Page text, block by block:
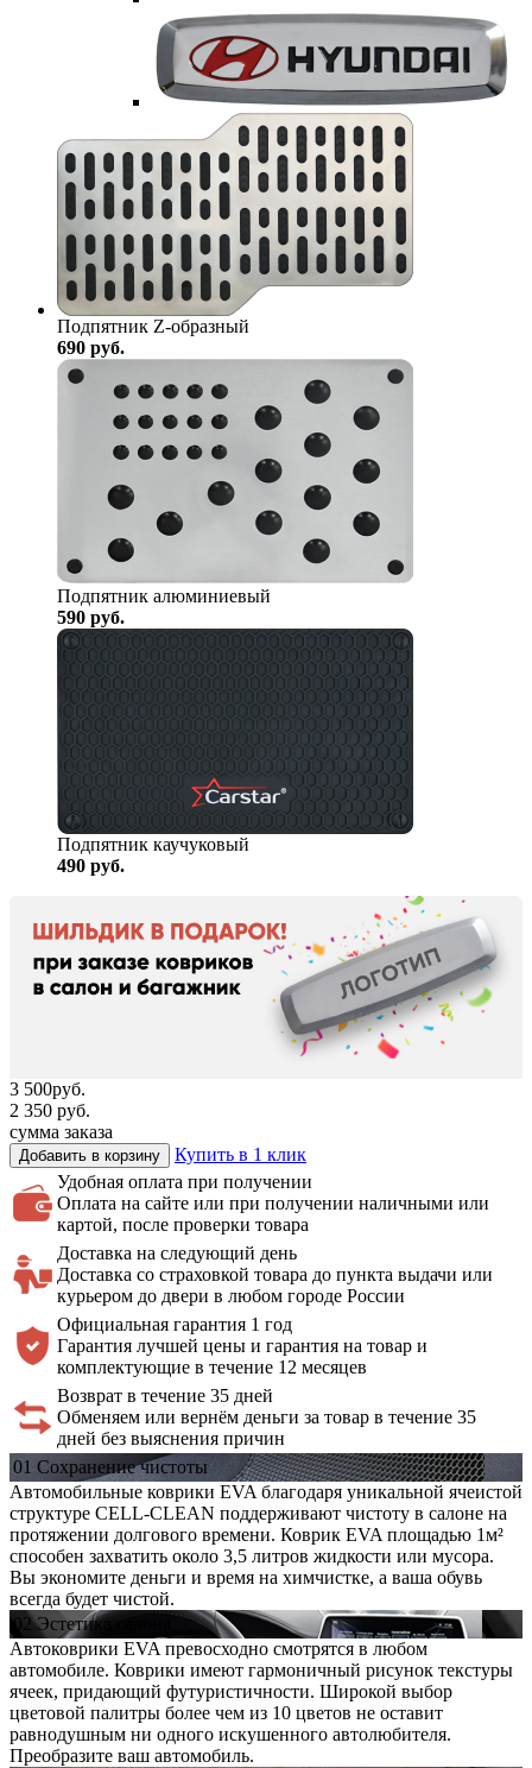
Подпятник Z-образный
690 руб.
Подпятник алюминиевый
590 руб.
Подпятник каучуковый
490 руб.
3 500руб.
2 350 руб.
сумма заказа
Добавить в корзину
Купить в 1 клик
Удобная оплата при получении
Оплата на сайте или при получении наличными или
картой, после проверки товара
Доставка на следующий день
Доставка со страховкой товара до пункта выдачи или
курьером до двери в любом городе России
Официальная гарантия 1 год
Гарантия лучшей цены и гарантия на товар и
комплектующие в течение 12 месяцев
Возврат в течение 35 дней
Обменяем или вернём деньги за товар в течение 35
дней без выяснения причин
01 Сохранение чистоты
Автомобильные коврики EVA благодаря уникальной ячеистой
структуре CELL-CLEAN поддерживают чистоту в салоне на
протяжении долгового времени. Коврик EVA площадью 1м²
способен захватить около 3,5 литров жидкости или мусора.
Вы экономите деньги и время на химчистке, а ваша обувь
всегда будет чистой.
02 Эстетика
Автоковрики EVA превосходно смотрятся в любом
автомобиле. Коврики имеют гармоничный рисунок текстуры
ячеек, придающий футуристичности. Широкой выбор
цветовой палитры более чем из 10 цветов не оставит
равнодушным ни одного искушенного автолюбителя.
Преобразите ваш автомобиль.